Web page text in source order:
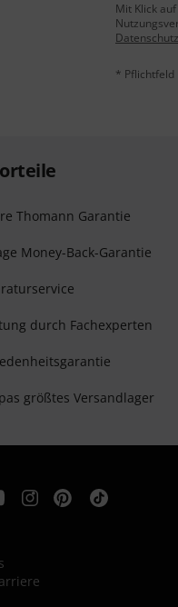
Mit Klick
* Pflichtfeld
Thomann Garantie
Money-Back-Garantie
durch Fachexperten
größtes Versandlager